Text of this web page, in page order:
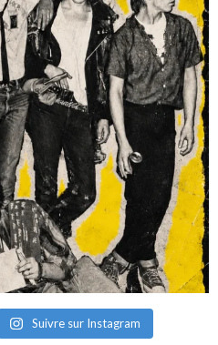
Suivre sur Instagram